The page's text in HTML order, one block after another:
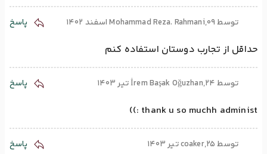
توسط Mohammad Reza. Rahmani,09 اسفند 1402 پاسخ
حداقل از تجارب دوستان استفاده کنم
توسط İrem Başak Oğuzhan,24 تیر 1403 پاسخ
thank u so muchh administ :))
توسط coaker,25 تیر 1403 پاسخ